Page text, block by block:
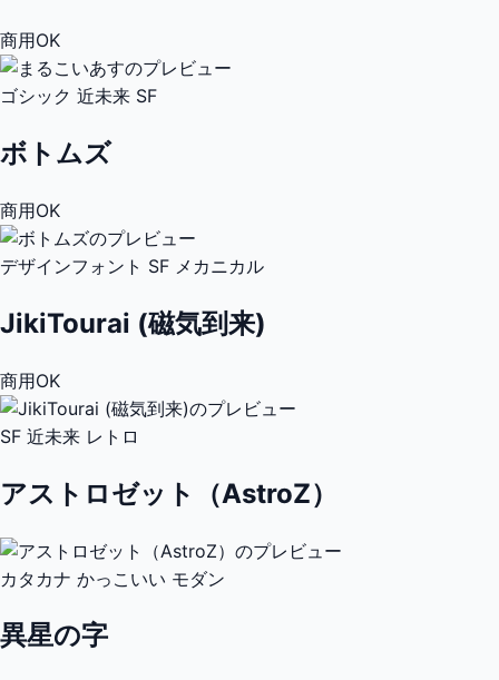
商用OK
ゴシック 近未来 SF
ボトムズ
商用OK
デザインフォント SF メカニカル
JikiTourai (磁気到来)
商用OK
SF 近未来 レトロ
アストロゼット（AstroZ）
カタカナ かっこいい モダン
異星の字